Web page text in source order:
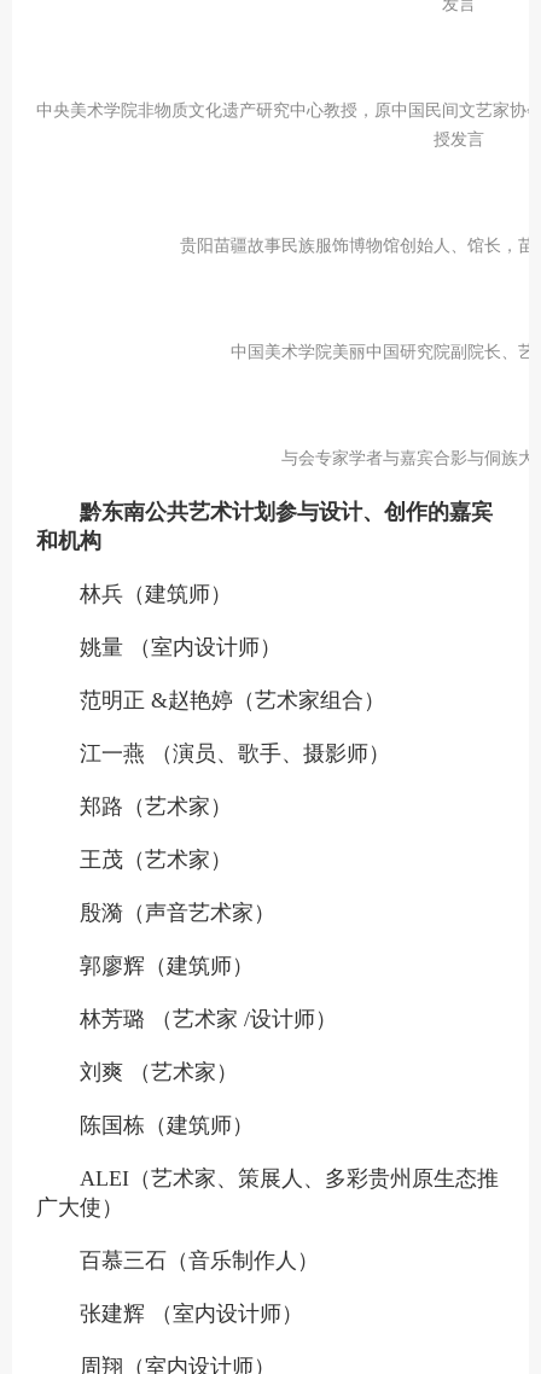
发言
中央美术学院非物质文化遗产研究中心教授，原中国民间文艺家协
授发言
贵阳苗疆故事民族服饰博物馆创始人、馆长，
中国美术学院美丽中国研究院副院长、 艺
与会专家学者与嘉宾合影与侗族大
黔东南公共艺术计划参与设计、创作的嘉宾
和机构
林兵（建筑师）
姚量 （室内设计师）
范明正 &赵艳婷（艺术家组合）
江一燕 （演员、歌手、摄影师）
郑路（艺术家）
王茂（艺术家）
殷漪（声音艺术家）
郭廖辉（建筑师）
林芳璐 （艺术家 /设计师）
刘爽 （艺术家）
陈国栋（建筑师）
ALEI（艺术家、策展人、多彩贵州原生态推
广大使）
百慕三石（音乐制作人）
张建辉 （室内设计师）
周翔（室内设计师）